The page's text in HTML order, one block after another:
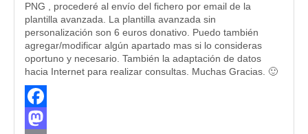
PNG , procederé al envío del fichero por email de la
plantilla avanzada. La plantilla avanzada sin
personalización son 6 euros donativo. Puedo también
agregar/modificar algún apartado mas si lo consideras
oportuno y necesario. También la adaptación de datos
hacia Internet para realizar consultas. Muchas Gracias. 🙂
Facebook